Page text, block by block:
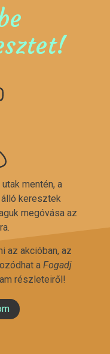
mentén, a
keresztek
megóvása az
az akcióban, az
a Fogadj
részleteiről!